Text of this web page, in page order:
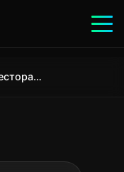
Сайт для Кафе та Ресторану: Як Привернути Гостей